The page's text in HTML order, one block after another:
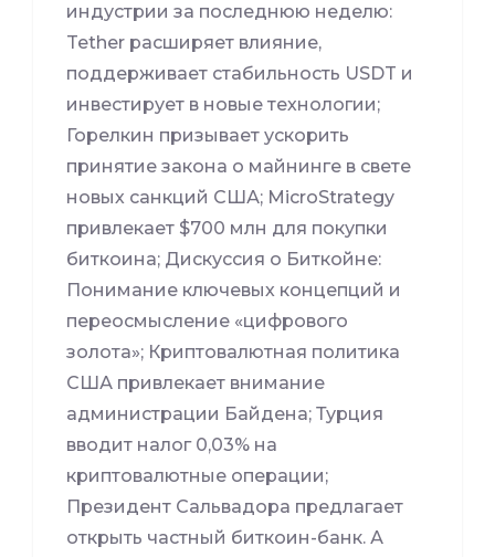
индустрии за последнюю неделю:
Tether расширяет влияние,
поддерживает стабильность USDT и
инвестирует в новые технологии;
Горелкин призывает ускорить
принятие закона о майнинге в свете
новых санкций США; MicroStrategy
привлекает $700 млн для покупки
биткоина; Дискуссия о Биткойне:
Понимание ключевых концепций и
переосмысление «цифрового
золота»; Криптовалютная политика
США привлекает внимание
администрации Байдена; Турция
вводит налог 0,03% на
криптовалютные операции;
Президент Сальвадора предлагает
открыть частный биткоин-банк. А